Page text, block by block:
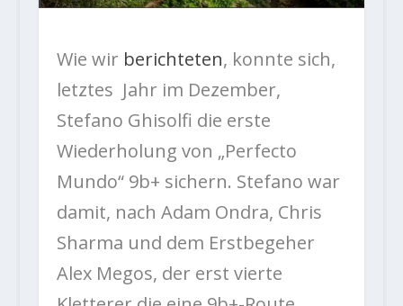
Wie wir berichteten, konnte sich,
letztes Jahr im Dezember,
Stefano Ghisolfi die erste
Wiederholung von „Perfecto
Mundo“ 9b+ sichern. Stefano war
damit, nach Adam Ondra, Chris
Sharma und dem Erstbegeher
Alex Megos, der erst vierte